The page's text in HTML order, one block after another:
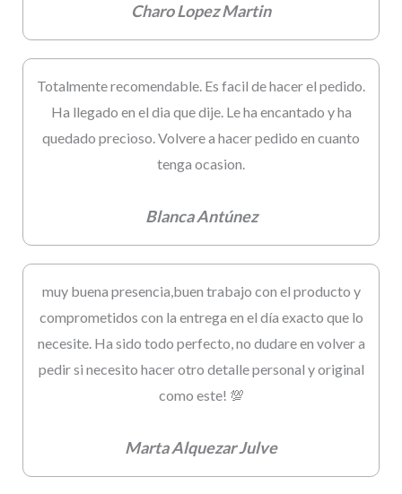
Charo Lopez Martin
Totalmente recomendable. Es facil de hacer el pedido.
Ha llegado en el dia que dije. Le ha encantado y ha
quedado precioso. Volvere a hacer pedido en cuanto
tenga ocasion.
Blanca Antúnez
muy buena presencia,buen trabajo con el producto y
comprometidos con la entrega en el día exacto que lo
necesite. Ha sido todo perfecto, no dudare en volver a
pedir si necesito hacer otro detalle personal y original
como este! 💯
Marta Alquezar Julve